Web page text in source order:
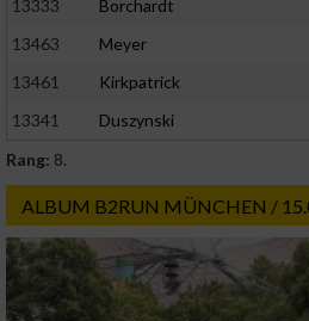
13333 Borchardt
13463
Meyer
13461
Kirkpatrick
13341
Duszynski
Rang: 8.
ALBUM B2RUN MÜNCHEN /